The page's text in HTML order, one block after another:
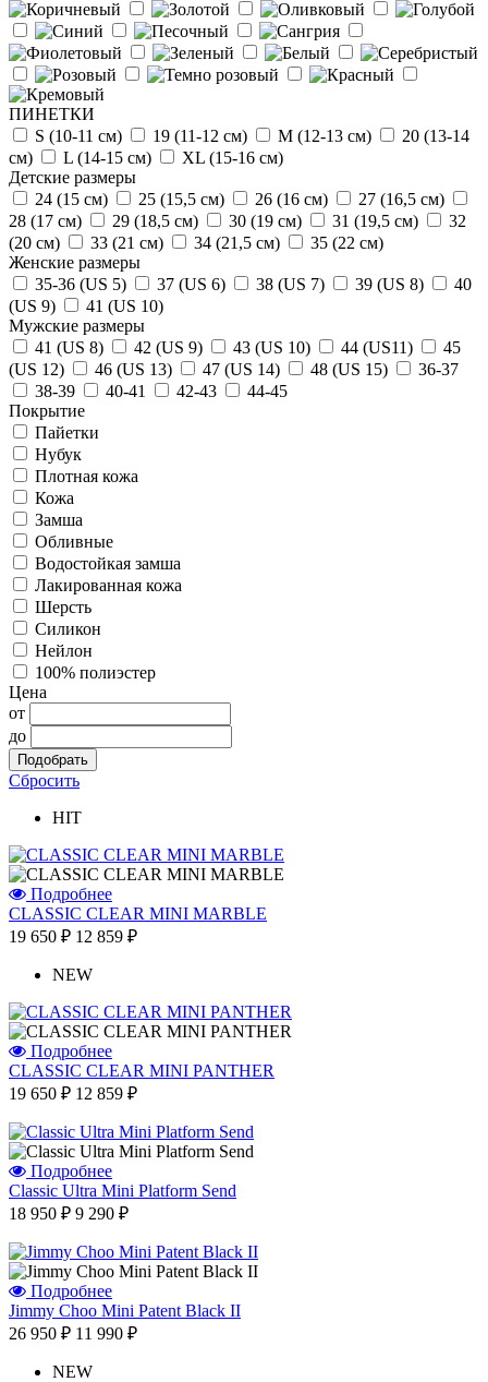
Отзыв от Натальи
г.Красноярск
ПИНЕТКИ
S (10-11 см)
19 (11-12 см) М (12-13 см)
20 (13-14
см)
L (14-15 cм)
ХL (15-16 cм)
Детские размеры
24 (15 см)
25 (15,5 см) 26 (16 см)
27 (16,5 см)
28 (17 см)
29 (18,5 см) 30 (19 см) 31 (19,5 см)
32
(20 см)
33 (21 см) 34 (21,5 см)
35 (22 см)
Женские размеры
35-36 (US 5)
37 (US 6) 38 (US 7) 39 (US 8)
40
(US 9)
41 (US 10)
Мужские размеры
41 (US 8)
42 (US 9) 43 (US 10) 44 (US11)
45
(US 12)
46 (US 13) 47 (US 14) 48 (US 15)
36-37
38-39
40-41 42-43
44-45
Покрытие
Пайетки
Нубук
Плотная кожа
Кожа
Замша
Обливные
Водостойкая замша
Лакированная кожа
Шерсть
Силикон
Нейлон
100% полиэстер
Цена
от
до
Сбросить
HIT
Подробнее
CLASSIC CLEAR MINI MARBLE
19 650 ₽ 12 859 ₽
NEW
Подробнее
CLASSIC CLEAR MINI PANTHER
19 650 ₽ 12 859 ₽
Подробнее
Classic Ultra Mini Platform Send
18 950 ₽ 9 290 ₽
Подробнее
Jimmy Choo Mini Patent Black II
26 950 ₽ 11 990 ₽
NEW